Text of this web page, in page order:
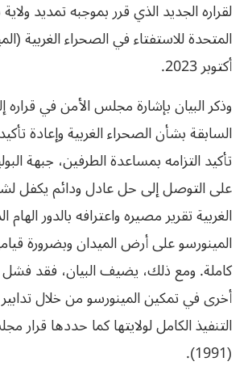
لقراره الجديد الذي قرر بموجبه تمديد
أكتوبر 2023.
وذكر البيان بإشارة مجلس الأمن في قراره
السابقة بشأن الصحراء الغربية وإعادة
تأكيد التزامه بمساعدة الطرفين، جبهة
على التوصل إلى حل عادل ودائم يكفل
الغربية تقرير مصيره واعترافه بالدور الهام
المينورسو على أرض الميدان وبضرورة
كاملة. ومع ذلك، يضيف البيان، فقد
أخرى في تمكين المينورسو من خلال
(1991).